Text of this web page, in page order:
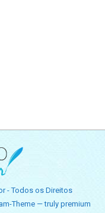
- Todos os Direitos
Theme — truly premium